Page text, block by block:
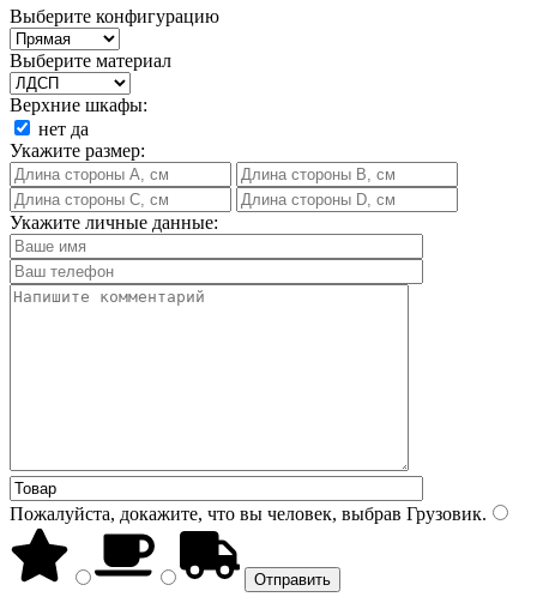
Выберите конфигурацию
Выберите материал
Верхние шкафы:
нет да
Укажите размер:
Укажите личные данные:
Пожалуйста, докажите, что вы человек, выбрав Грузовик.